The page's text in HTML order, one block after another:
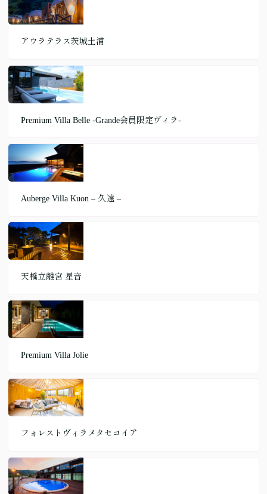
アウラテラス茨城土浦
Premium Villa Belle ‐Grande会員限定ヴィラ‐
Auberge Villa Kuon – 久遠 –
天橋立離宮 星音
Premium Villa Jolie
フォレストヴィラメタセコイア